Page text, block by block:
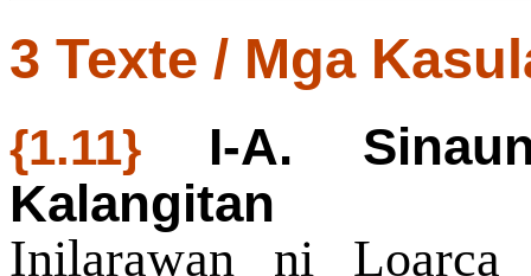
3 Texte / Mga
{1.11}
I-A.
Kalangitan
Inilarawan ni Loarca